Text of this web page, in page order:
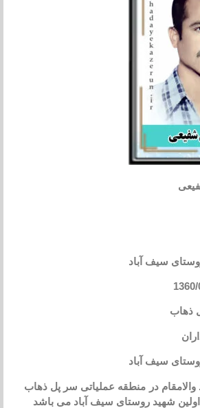
سیف آباد
ذهاب
سیف آباد
در منطقه عملیاتی سر پل ذهاب
شهید روستای سیف آباد می باشد